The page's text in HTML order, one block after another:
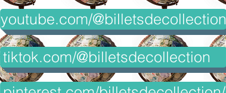
youtube.com/@billetsdecollection
tiktok.com/@billetsdecollection